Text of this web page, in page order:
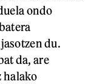
ondo
du.
da, are
halako